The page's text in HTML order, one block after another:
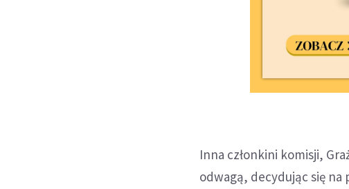
Inna członkini komisji,
odwagą, decydując się